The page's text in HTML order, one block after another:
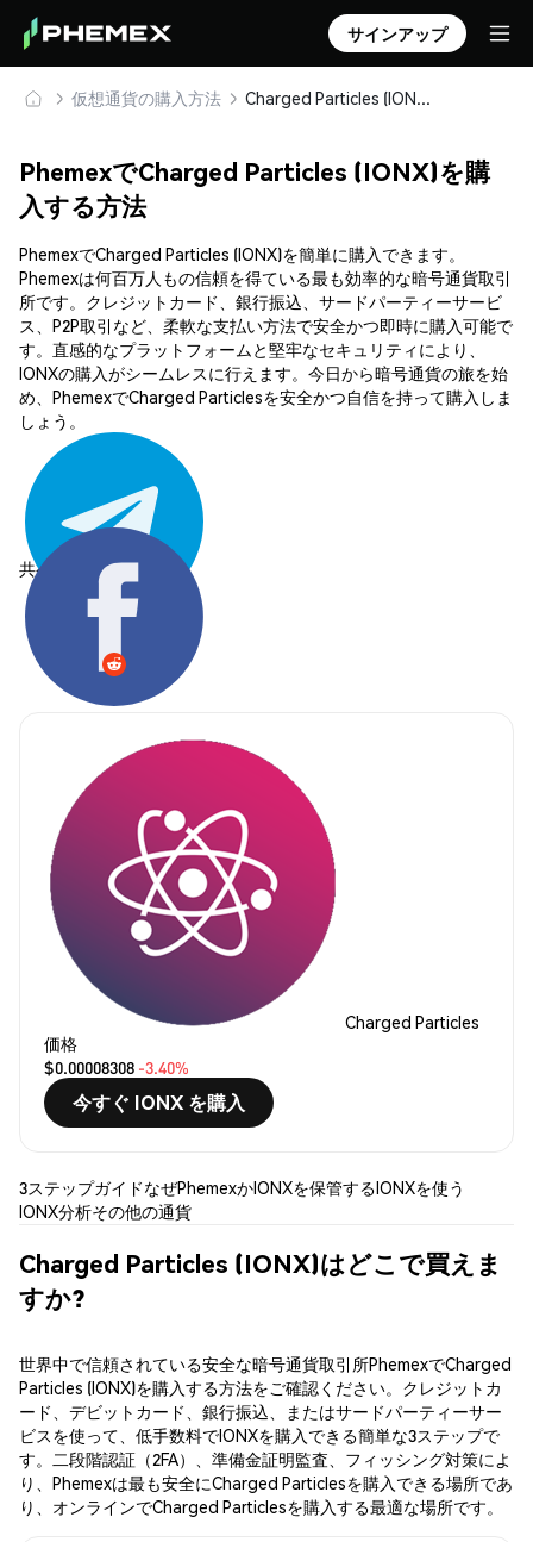
サインアップ
仮想通貨の購入方法 Charged Particles (IONX) を安全に購入・保管
PhemexでCharged Particles (IONX)を購
入する方法
PhemexでCharged Particles (IONX)を簡単に購入できます。
Phemexは何百万人もの信頼を得ている最も効率的な暗号通貨取引
所です。クレジットカード、銀行振込、サードパーティーサービ
ス、P2P取引など、柔軟な支払い方法で安全かつ即時に購入可能で
す。直感的なプラットフォームと堅牢なセキュリティにより、
IONXの購入がシームレスに行えます。今日から暗号通貨の旅を始
め、PhemexでCharged Particlesを安全かつ自信を持って購入しま
しょう。
共有する:
Charged Particles
価格
$0.00008308 -3.40%
今すぐ IONX を購入
3ステップガイドなぜPhemexかIONXを保管するIONXを使う
IONX分析その他の通貨
Charged Particles (IONX)はどこで買えま
すか?
世界中で信頼されている安全な暗号通貨取引所PhemexでCharged
Particles (IONX)を購入する方法をご確認ください。クレジットカ
ード、デビットカード、銀行振込、またはサードパーティーサー
ビスを使って、低手数料でIONXを購入できる簡単な3ステップで
す。二段階認証（2FA）、準備金証明監査、フィッシング対策によ
り、Phemexは最も安全にCharged Particlesを購入できる場所であ
り、オンラインでCharged Particlesを購入する最適な場所です。